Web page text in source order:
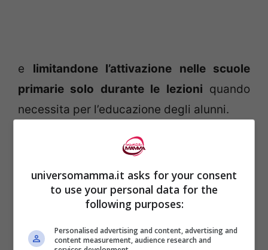
e limitandone l’attivazione nelle scuole
primarie solo durante le lezioni quando
necessita per l’educazione degli alunni.
Questo a dimostrazione di una ormai
derivanti dalle radiazioni
elettromagnetiche. Questi i punti principali
della
legge:
universomamma.it asks for your consent
to use your personal data for the
following purposes:
Personalised advertising and content, advertising and
content measurement, audience research and